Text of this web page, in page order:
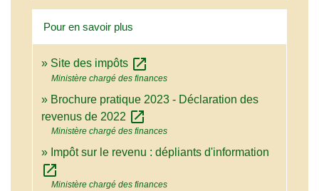
Pour en savoir plus
Site des impôts open_in_new
Ministère chargé des finances
Brochure pratique 2023 - Déclaration des
revenus de 2022 open_in_new
Ministère chargé des finances
Impôt sur le revenu : dépliants d'information
open_in_new
Ministère chargé des finances